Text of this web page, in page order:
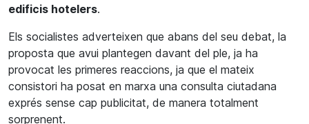
edificis hotelers.
Els socialistes adverteixen que abans del seu debat, la
proposta que avui plantegen davant del ple, ja ha
provocat les primeres reaccions, ja que el mateix
consistori ha posat en marxa una consulta ciutadana
exprés sense cap publicitat, de manera totalment
sorprenent.